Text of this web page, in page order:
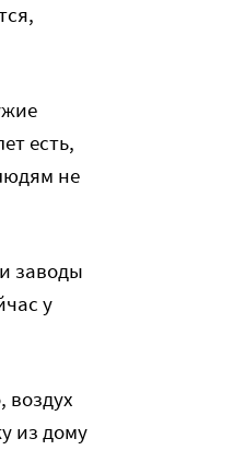
есть,
не
заводы
у
воздух
из дому